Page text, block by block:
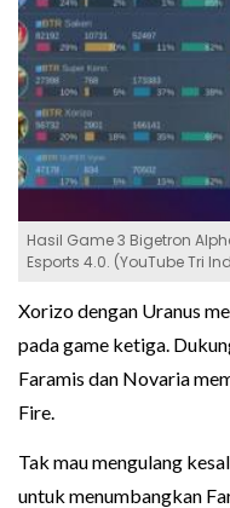
Hasil Game 3 Bigetron
Esports 4.0. (YouTube Tri
Xorizo dengan Uranus
pada game ketiga.
Faramis dan Novaria
Fire.
Tak mau mengulang
untuk menumbangkan